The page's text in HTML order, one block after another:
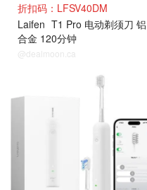
折扣码：LFSV40DM
Laifen T1 Pro 电动剃须刀 铝
合金 120分钟
@dealmoon.ca